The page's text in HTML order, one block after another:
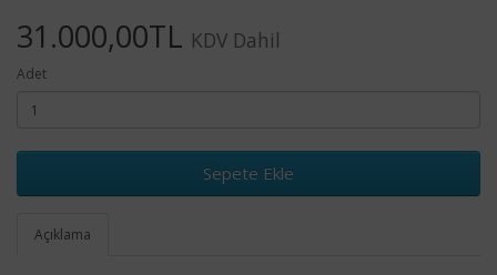
31.000,00TL KDV Dahil
Adet
Sepete Ekle
Açıklama